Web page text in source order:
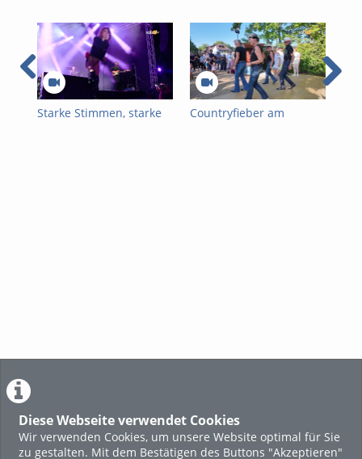
Diese Webseite verwendet Cookies
Wir verwenden Cookies, um unsere Website optimal für Sie
zu gestalten. Mit dem Bestätigen des Buttons "Akzeptieren"
Starke Stimmen, starke
Countryfieber am